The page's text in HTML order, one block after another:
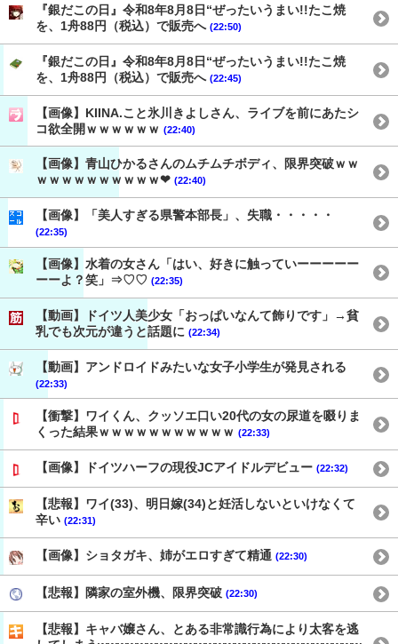
『銀だこの日』令和8年8月8日“ぜったいうまい!!たこ焼
を、1舟88円（税込）で販売へ (22:50)
『銀だこの日』令和8年8月8日“ぜったいうまい!!たこ焼
を、1舟88円（税込）で販売へ (22:45)
【画像】KIINA.こと氷川きよしさん、ライブを前にあたシ
コ欲全開ｗｗｗｗｗｗ (22:40)
【画像】青山ひかるさんのムチムチボディ、限界突破ｗｗ
ｗｗｗｗｗｗｗｗｗｗ❤ (22:40)
【画像】「美人すぎる県警本部長」、失職・・・・・
(22:35)
【画像】水着の女さん「はい、好きに触っていーーーーー
ーーよ？笑」⇒♡♡ (22:35)
【動画】ドイツ人美少女「おっぱいなんて飾りです」→貧
乳でも次元が違うと話題に (22:34)
【動画】アンドロイドみたいな女子小学生が発見される
(22:33)
【衝撃】ワイくん、クッソエ口い20代の女の尿道を啜りま
くった結果ｗｗｗｗｗｗｗｗｗｗｗ (22:33)
【画像】ドイツハーフの現役JCアイドルデビュー (22:32)
【悲報】ワイ(33)、明日嫁(34)と妊活しないといけなくて
辛い (22:31)
【画像】ショタガキ、姉がエロすぎて精通 (22:30)
【悲報】隣家の室外機、限界突破 (22:30)
【悲報】キャバ嬢さん、とある非常識行為により太客を逃